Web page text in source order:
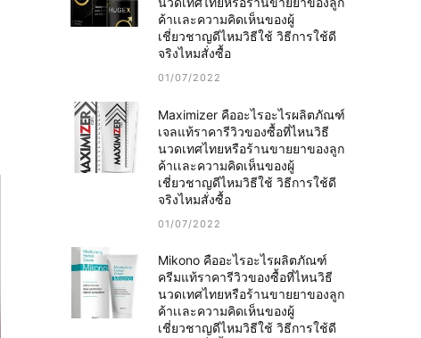
ค้าเเละความคิดเห็นของผู้
เชี่ยวชาญดีไหมวิธีใช้ วิธีการใช้ดี
จริงไหมสั่งซื้อ
01/07/2022
Maximizer คืออะไรอะไรผลิตภัณฑ์
เจลแท้ราคารีวิวของซื้อที่ไหนวิธี
นวดเทศไทยหรือร้านขายยาของลูก
ค้าเเละความคิดเห็นของผู้
เชี่ยวชาญดีไหมวิธีใช้ วิธีการใช้ดี
จริงไหมสั่งซื้อ
01/07/2022
Mikono คืออะไรอะไรผลิตภัณฑ์
ครีมแท้ราคารีวิวของซื้อที่ไหนวิธี
นวดเทศไทยหรือร้านขายยาของลูก
ค้าเเละความคิดเห็นของผู้
เชี่ยวชาญดีไหมวิธีใช้ วิธีการใช้ดี